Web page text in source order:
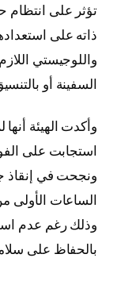
تؤثر على انتظام
ذاته على
واللوجيستي
السفينة أو
وأكدت الهيئة
استجابت على
ونجحت في إنقاذ
الساعات الأولى
وذلك رغم عدم
بالحفاظ على